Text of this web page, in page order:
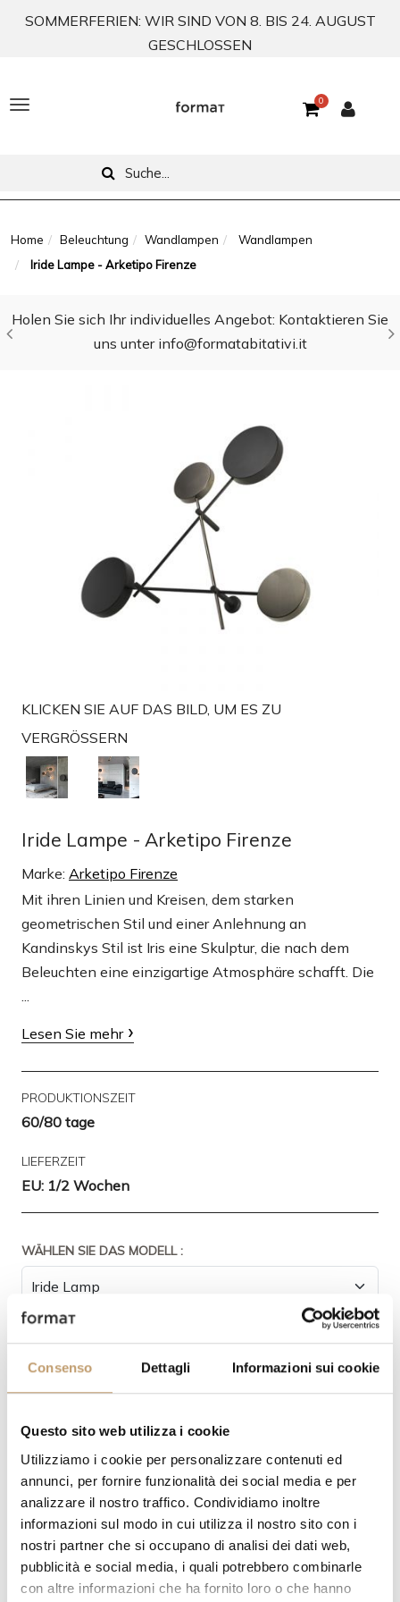
Consenso Dettagli Informazioni sui cookie
Questo sito web utilizza i cookie
Utilizziamo i cookie per personalizzare contenuti ed
annunci, per fornire funzionalità dei social media e per
analizzare il nostro traffico. Condividiamo inoltre
informazioni sul modo in cui utilizza il nostro sito con i
nostri partner che si occupano di analisi dei dati web,
pubblicità e social media, i quali potrebbero combinarle
con altre informazioni che ha fornito loro o che hanno
SOMMERFERIEN: WIR SIND VON 8. BIS 24. AUGUST
GESCHLOSSEN
T
g
l
0
Home Beleuchtung Wandlampen
Wandlampen
Iride Lampe - Arketipo Firenze
Holen Sie sich Ihr individuelles Angebot: Kontaktieren Sie
uns unter info@formatabitativi.it
KLICKEN SIE AUF DAS BILD, UM ES ZU
VERGRÖSSERN
Iride Lampe - Arketipo Firenze
Marke: Arketipo Firenze
Mit ihren Linien und Kreisen, dem starken
geometrischen Stil und einer Anlehnung an
Kandinskys Stil ist Iris eine Skulptur, die nach dem
Beleuchten eine einzigartige Atmosphäre schafft. Die
...
Lesen Sie mehr
PRODUKTIONSZEIT
60/80 tage
LIEFERZEIT
EU: 1/2 Wochen
WÄHLEN SIE DAS MODELL :
MASSE:
MENGE
FORDERN SIE EIN ANGEBOT